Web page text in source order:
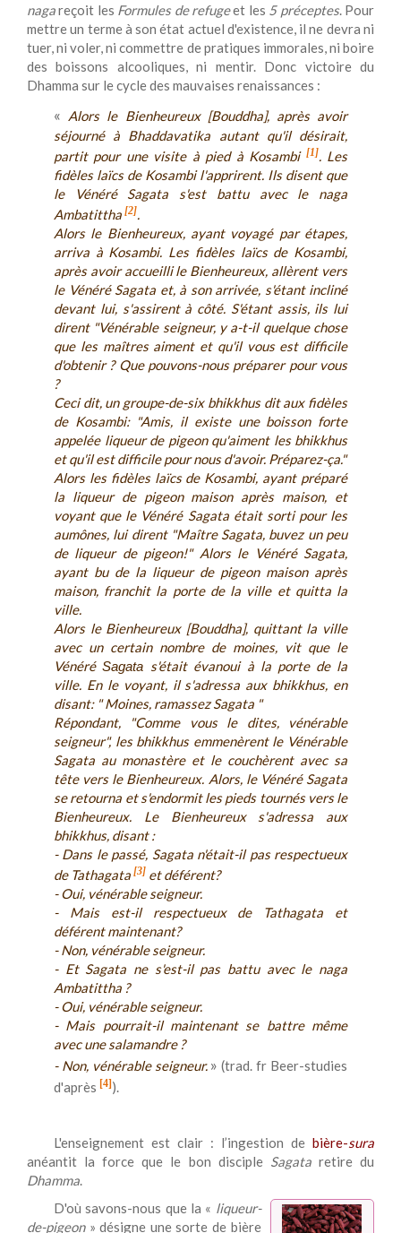
nagareçoit les Formules de refugeet les 5 préceptes. Pour
mettre un terme à son état actuel d'existence, il ne devra ni
tuer, ni voler, ni commettre de pratiques immorales, ni boire
des boissons alcooliques, ni mentir. Donc victoire du
Dhamma sur le cycle des mauvaises renaissances :
« Alors le Bienheureux [Bouddha], après avoir
séjourné à Bhaddavatika autant qu'il désirait,
partit pour une visite à pied à Kosambi [1]. Les
fidèles laïcs de Kosambi l'apprirent. Ils disent que
le Vénéré Sagata s'est battu avec le naga
Ambatittha [2].
Alors le Bienheureux, ayant voyagé par étapes,
arriva à Kosambi. Les fidèles laïcs de Kosambi,
après avoir accueilli le Bienheureux, allèrent vers
le Vénéré Sagata et, à son arrivée, s'étant incliné
devant lui, s'assirent à côté. S'étant assis, ils lui
dirent "Vénérable seigneur, y a-t-il quelque chose
que les maîtres aiment et qu'il vous est difficile
d'obtenir ? Que pouvons-nous préparer pour vous
?
Ceci dit, un groupe-de-six bhikkhus dit aux fidèles
de Kosambi: "Amis, il existe une boisson forte
appelée liqueur de pigeon qu'aiment les bhikkhus
et qu'il est difficile pour nous d'avoir. Préparez-ça."
Alors les fidèles laïcs de Kosambi, ayant préparé
la liqueur de pigeon maison après maison, et
voyant que le Vénéré Sagata était sorti pour les
aumônes, lui dirent "Maître Sagata, buvez un peu
de liqueur de pigeon!" Alors le Vénéré Sagata,
ayant bu de la liqueur de pigeon maison après
maison, franchit la porte de la ville et quitta la
ville.
Alors le Bienheureux [Bouddha], quittant la ville
avec un certain nombre de moines, vit que le
VénéréSagata s'était évanoui à la porte de la
ville. En le voyant, il s'adressa aux bhikkhus, en
disant: " Moines, ramassez Sagata "
Répondant, "Comme vous le dites, vénérable
seigneur", les bhikkhus emmenèrent le Vénérable
Sagata au monastère et le couchèrent avec sa
tête vers le Bienheureux. Alors, le Vénéré Sagata
se retourna et s'endormit les pieds tournés vers le
Bienheureux. Le Bienheureux s'adressa aux
bhikkhus, disant :
- Dans le passé, Sagata n'était-il pas respectueux
de Tathagata [3] et déférent?
- Oui, vénérable seigneur.
- Mais est-il respectueux de Tathagata et
déférent maintenant?
- Non, vénérable seigneur.
- Et Sagata ne s'est-il pas battu avec le naga
Ambatittha ?
- Oui, vénérable seigneur.
- Mais pourrait-il maintenant se battre même
avec une salamandre ?
- Non, vénérable seigneur. » (trad. fr Beer-studies
d'après [4] ).
L'enseignement est clair : l’ingestion de bière-sura
anéantit la force que le bon disciple Sagata retire du
Dhamma.
D'où savons-nous que la « liqueur-
de-pigeon» désigne une sorte de bière